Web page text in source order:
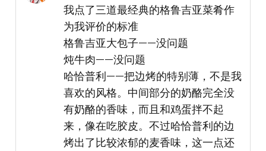
我点了三道最经典的格鲁吉亚菜肴作
为我评价的标准
格鲁吉亚大包子——没问题
炖牛肉——没问题
哈恰普利——把边烤的特别薄，不是我
喜欢的风格。中间部分的奶酪完全没
有奶酪的香味，而且和鸡蛋拌不起
来，像在吃胶皮。不过哈恰普利的边
烤出了比较浓郁的麦香味，这一点还